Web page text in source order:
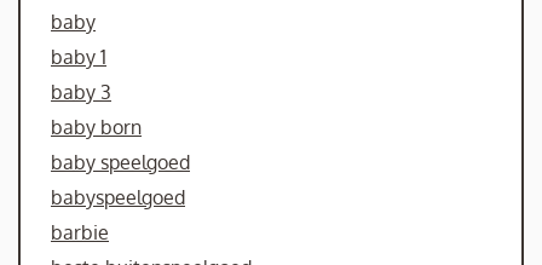
baby
baby 1
baby 3
baby born
baby speelgoed
babyspeelgoed
barbie